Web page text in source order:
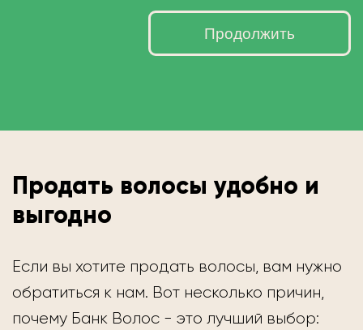
Продолжить
Продать волосы удобно и
выгодно
Если вы хотите продать волосы, вам нужно
обратиться к нам. Вот несколько причин,
почему Банк Волос - это лучший выбор: